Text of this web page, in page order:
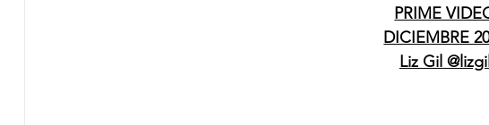
PRIME
DICIEMBRE
Liz Gil @lizgil